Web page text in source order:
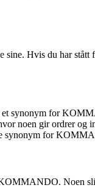
sine. Hvis du har
synonym for
noen gir ordrer og
synonym for
Noen